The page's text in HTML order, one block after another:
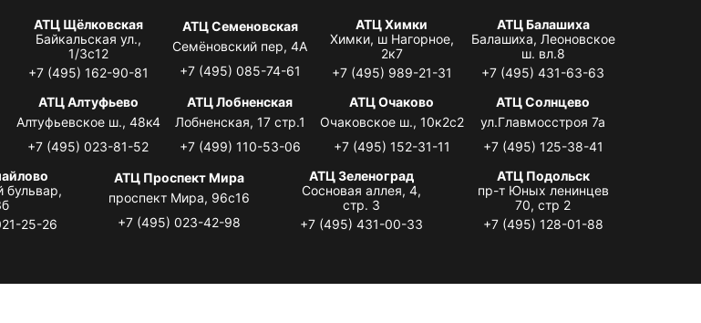
АТЦ Щёлковская
Байкальская ул.,
1/3с12
+7 (495) 162-90-81
АТЦ Семеновская
Семёновский пер, 4А
+7 (495) 085-74-61
АТЦ Химки
Химки, ш Нагорное,
2к7
+7 (495) 989-21-31
АТЦ Балашиха
Балашиха, Леоновское
ш. вл.8
+7 (495) 431-63-63
АТЦ Алтуфьево
Алтуфьевское ш., 48к4
+7 (495) 023-81-52
АТЦ Лобненская
Лобненская, 17 стр.1
+7 (499) 110-53-06
АТЦ Очаково
Очаковское ш., 10к2с2
+7 (495) 152-31-11
АТЦ Солнцево
ул.Главмосстроя 7а
+7 (495) 125-38-41
бульвар,
25-26
АТЦ Проспект Мира
проспект Мира, 96с16
+7 (495) 023-42-98
АТЦ Зеленоград
Сосновая аллея, 4,
стр. 3
+7 (495) 431-00-33
АТЦ Подольск
пр-т Юных ленинцев
70, стр 2
+7 (495) 128-01-88